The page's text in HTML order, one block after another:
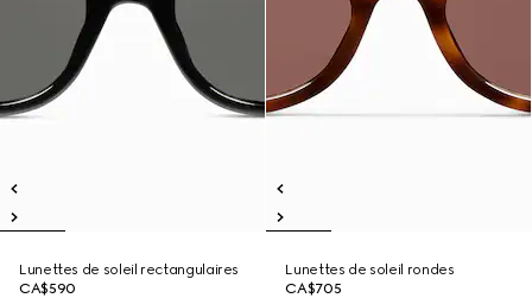
Lunettes de soleil rectangulaires
CA$590
Lunettes de soleil rondes
CA$705